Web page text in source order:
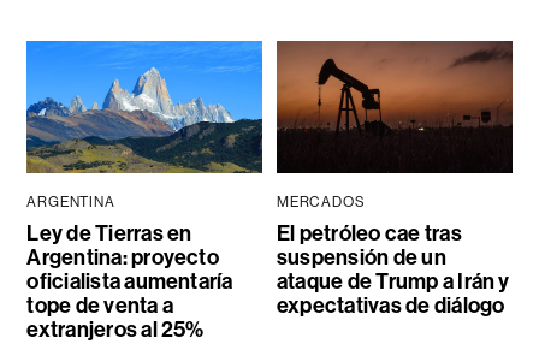
ARGENTINA
Ley de Tierras en
Argentina: proyecto
oficialista aumentaría
tope de venta a
extranjeros al 25%
MERCADOS
El petróleo cae tras
suspensión de un
ataque de Trump a Irán y
expectativas de diálogo